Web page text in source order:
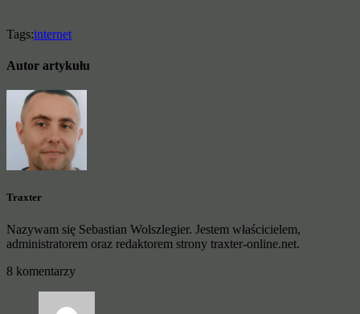
Tags:internet
Autor artykułu
Traxter
Nazywam się Sebastian Wolszlegier. Jestem właścicielem,
administratorem oraz redaktorem strony traxter-online.net.
8 komentarzy